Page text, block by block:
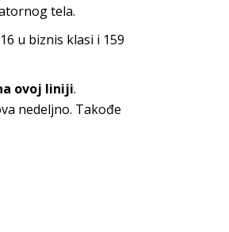
tela.
u biznis klasi i 159
ovoj liniji.
nedeljno. Takođe